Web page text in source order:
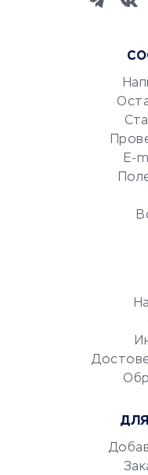
Маркетинг и
Репетиторство
Красота и
Сервисы по
Сетевой маркетинг
УСЛУГИ ДЛЯ
документооборот
Юридические
Аудиторские
Бухгалтерия
E-